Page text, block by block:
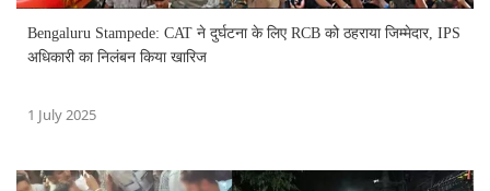
Bengaluru Stampede: CAT ने दुर्घटना के लिए RCB को ठहराया जिम्मेदार, IPS
अधिकारी का निलंबन किया खारिज
1 July 2025